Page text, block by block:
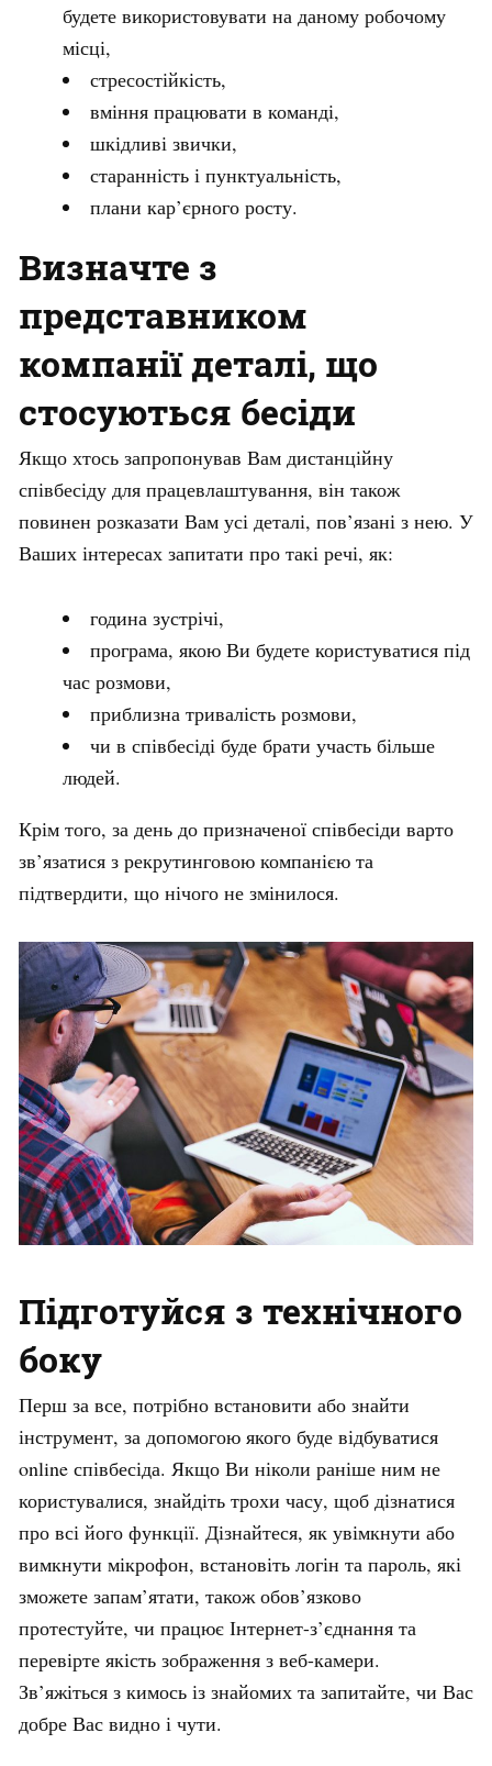
будете використовувати на даному робочому
місці,
стресостійкість,
вміння працювати в команді,
шкідливі звички,
старанність і пунктуальність,
плани кар’єрного росту.
Визначте з
представником
компанії деталі, що
стосуються бесіди
Якщо хтось запропонував Вам дистанційну
співбесіду для працевлаштування, він також
повинен розказати Вам усі деталі, пов’язані з нею. У
Ваших інтересах запитати про такі речі, як:
година зустрічі,
програма, якою Ви будете користуватися під
час розмови,
приблизна тривалість розмови,
чи в співбесіді буде брати участь більше
людей.
Крім того, за день до призначеної співбесіди варто
зв’язатися з рекрутинговою компанією та
підтвердити, що нічого не змінилося.
Підготуйся з технічного
боку
Перш за все, потрібно встановити або знайти
інструмент, за допомогою якого буде відбуватися
online співбесіда. Якщо Ви ніколи раніше ним не
користувалися, знайдіть трохи часу, щоб дізнатися
про всі його функції. Дізнайтеся, як увімкнути або
вимкнути мікрофон, встановіть логін та пароль, які
зможете запам’ятати, також обов’язково
протестуйте, чи працює Інтернет-з’єднання та
перевірте якість зображення з веб-камери.
Зв’яжіться з кимось із знайомих та запитайте, чи Вас
добре Вас видно і чути.